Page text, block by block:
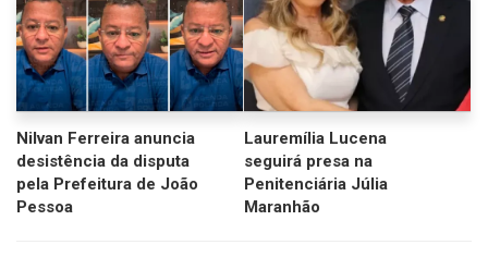
Nilvan Ferreira anuncia
desistência da disputa
pela Prefeitura de João
Pessoa
Lauremília Lucena
seguirá presa na
Penitenciária Júlia
Maranhão